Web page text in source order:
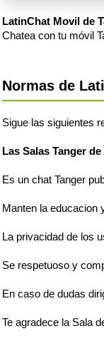
LatinChat Movil de
Chatea con tu móvil
Normas de
Sigue las siguientes
Las Salas Tanger
Es un chat Tanger
Manten la educacion
La privacidad de los
Se respetuoso y
En caso de dudas
Te agradece la Sala